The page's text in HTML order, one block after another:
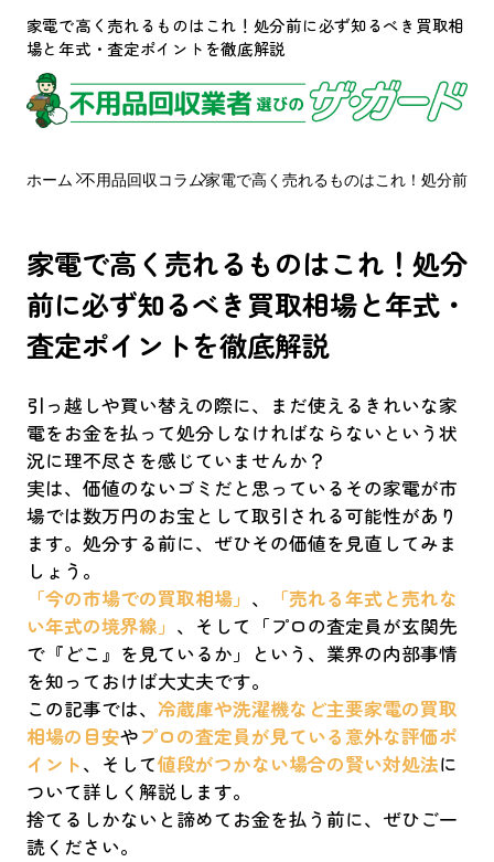
家電で高く売れるものはこれ！処分前に必ず知るべき買取相
場と年式・査定ポイントを徹底解説
ホーム 不用品回収コラム家電で高く売れるものはこれ！処分前に
家電で高く売れるものはこれ！処分
前に必ず知るべき買取相場と年式・
査定ポイントを徹底解説
引っ越しや買い替えの際に、まだ使えるきれいな家
電をお金を払って処分しなければならないという状
況に理不尽さを感じていませんか？
実は、価値のないゴミだと思っているその家電が市
場では数万円のお宝として取引される可能性があり
ます。処分する前に、ぜひその価値を見直してみま
しょう。
「今の市場での買取相場」 、
「売れる年式と売れな
い年式の境界線」 、そして「プロの査定員が玄関先
で『どこ』を見ているか」という、業界の内部事情
を知っておけば大丈夫です。
この記事では、 冷蔵庫や洗濯機など主要家電の買取
相場の目安やプロの査定員が見ている意外な評価ポ
イント、そして値段がつかない場合の賢い対処法に
ついて詳しく解説します。
捨てるしかないと諦めてお金を払う前に、ぜひご一
読ください。